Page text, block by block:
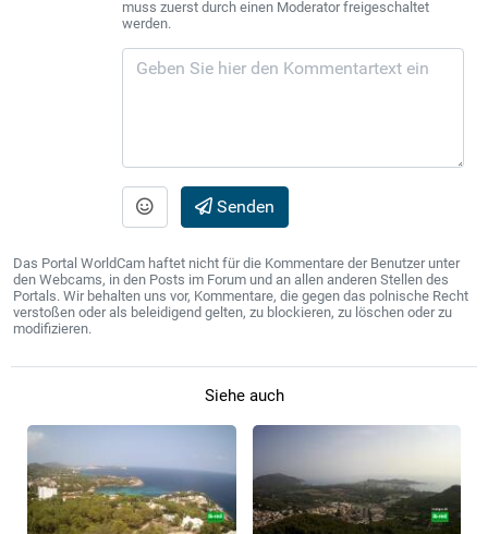
muss zuerst durch einen Moderator freigeschaltet
werden.
Senden
Das Portal WorldCam haftet nicht für die Kommentare der Benutzer unter
den Webcams, in den Posts im Forum und an allen anderen Stellen des
Portals. Wir behalten uns vor, Kommentare, die gegen das polnische Recht
verstoßen oder als beleidigend gelten, zu blockieren, zu löschen oder zu
modifizieren.
Siehe auch